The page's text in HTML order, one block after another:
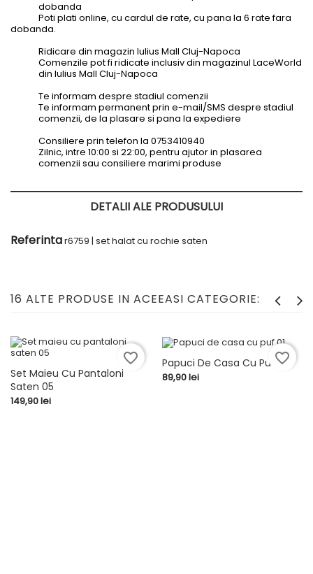
dobanda
Poti plati online, cu cardul de rate, cu pana la 6 rate fara
dobanda.
Ridicare din magazin Iulius Mall Cluj-Napoca
Comenzile pot fi ridicate inclusiv din magazinul LaceWorld
din Iulius Mall Cluj-Napoca
Te informam despre stadiul comenzii
Te informam permanent prin e-mail/SMS despre stadiul
comenzii, de la plasare si pana la expediere
Consiliere prin telefon la 0753410940
Zilnic, intre 10:00 si 22:00, pentru ajutor in plasarea
comenzii sau consiliere marimi produse
DETALII ALE PRODUSULUI
Referintar6759 | set halat cu rochie saten
16 ALTE PRODUSE IN ACEEASI CATEGORIE:
Set Maieu Cu Pantaloni
Saten 05
Pret
149,90 lei
favorite_border Papuci De Casa Cu Puf 01
Pret
89,90 lei
favorite_border